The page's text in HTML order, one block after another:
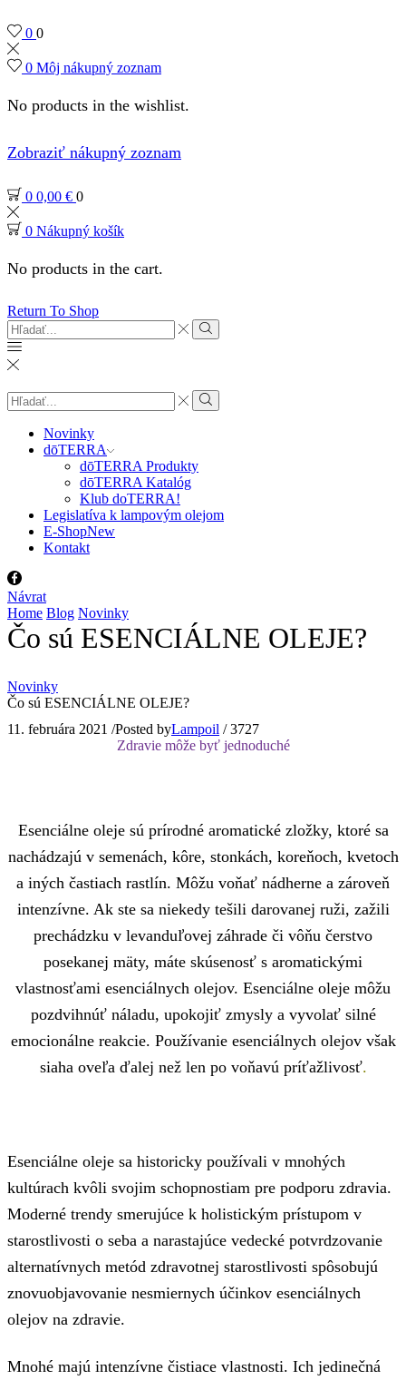
0 0
0 Môj nákupný zoznam
No products in the wishlist.
Zobraziť nákupný zoznam
0 0,00 € 0
0 Nákupný košík
No products in the cart.
Return To Shop
Search
input
Search
Search
input
Search
Novinky
dōTERRA
dōTERRA Produkty
dōTERRA Katalóg
Klub doTERRA!
Legislatíva k lampovým olejom
E-ShopNew
Kontakt
Facebook
Návrat
Home Blog Novinky
Čo sú ESENCIÁLNE OLEJE?
Novinky
Čo sú ESENCIÁLNE OLEJE?
11. februára 2021 /Posted byLampoil / 3727
Zdravie môže byť jednoduché
Esenciálne oleje sú prírodné aromatické zložky, ktoré sa
nachádzajú v semenách, kôre, stonkách, koreňoch, kvetoch
a iných častiach rastlín. Môžu voňať nádherne a zároveň
intenzívne. Ak ste sa niekedy tešili darovanej ruži, zažili
prechádzku v levanduľovej záhrade či vôňu čerstvo
posekanej mäty, máte skúsenosť s aromatickými
vlastnosťami esenciálnych olejov. Esenciálne oleje môžu
pozdvihnúť náladu, upokojiť zmysly a vyvolať silné
emocionálne reakcie. Používanie esenciálnych olejov však
siaha oveľa ďalej než len po voňavú príťažlivosť.
Esenciálne oleje sa historicky používali v mnohých
kultúrach kvôli svojim schopnostiam pre podporu zdravia.
Moderné trendy smerujúce k holistickým prístupom v
starostlivosti o seba a narastajúce vedecké potvrdzovanie
alternatívnych metód zdravotnej starostlivosti spôsobujú
znovuobjavovanie nesmiernych účinkov esenciálnych
olejov na zdravie.
Mnohé majú intenzívne čistiace vlastnosti. Ich jedinečná